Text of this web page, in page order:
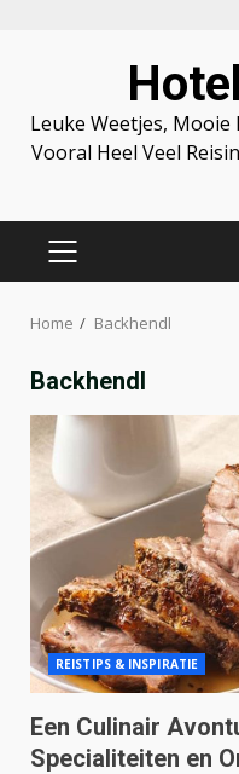
Leuke Weetjes, Mooie
Vooral Heel Veel
PRIMARY
Home Backhendl
Backhendl
REISTIPS & INSPIRATIE
Een Culinair
Specialiteiten en